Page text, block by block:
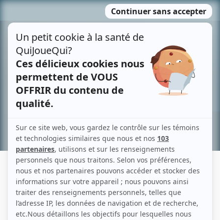
MENU
contenu
Recherche avancée »
BEN GIRARD
Liens
Fiche de Ben Girard sur Showbizz.net